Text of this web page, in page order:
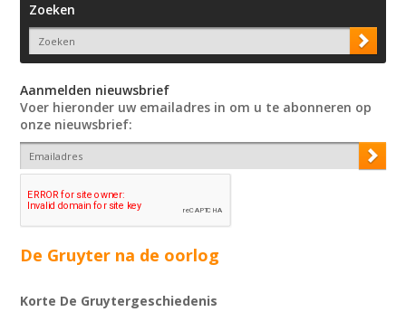
Zoeken
Aanmelden nieuwsbrief
Voer hieronder uw emailadres in om u te abonneren op
onze nieuwsbrief:
De Gruyter na de oorlog
Korte De Gruytergeschiedenis